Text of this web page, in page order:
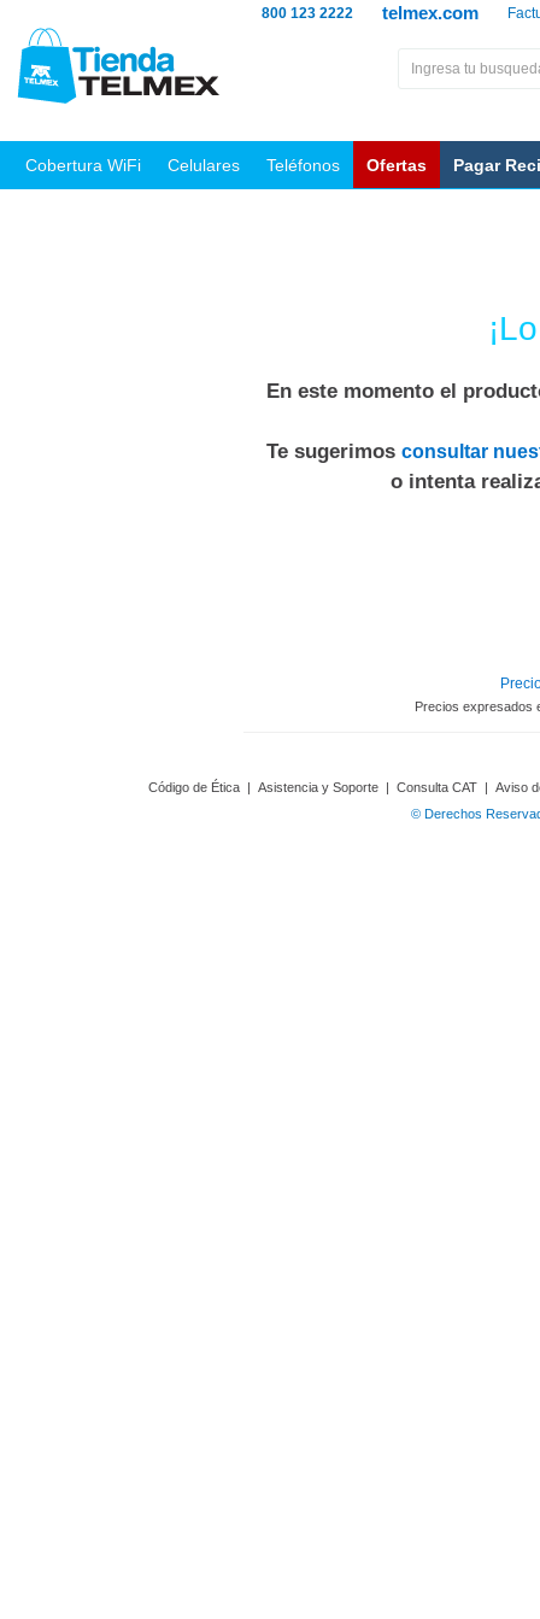
telmex.com
800 123 2222
Cobertura WiFi Celulares Teléfonos Ofertas Pagar
En este momento el
Te sugerimos consultar
o intenta
Precios expresados
Código de Ética | Asistencia y Soporte | Consulta CAT | Aviso
© Derechos